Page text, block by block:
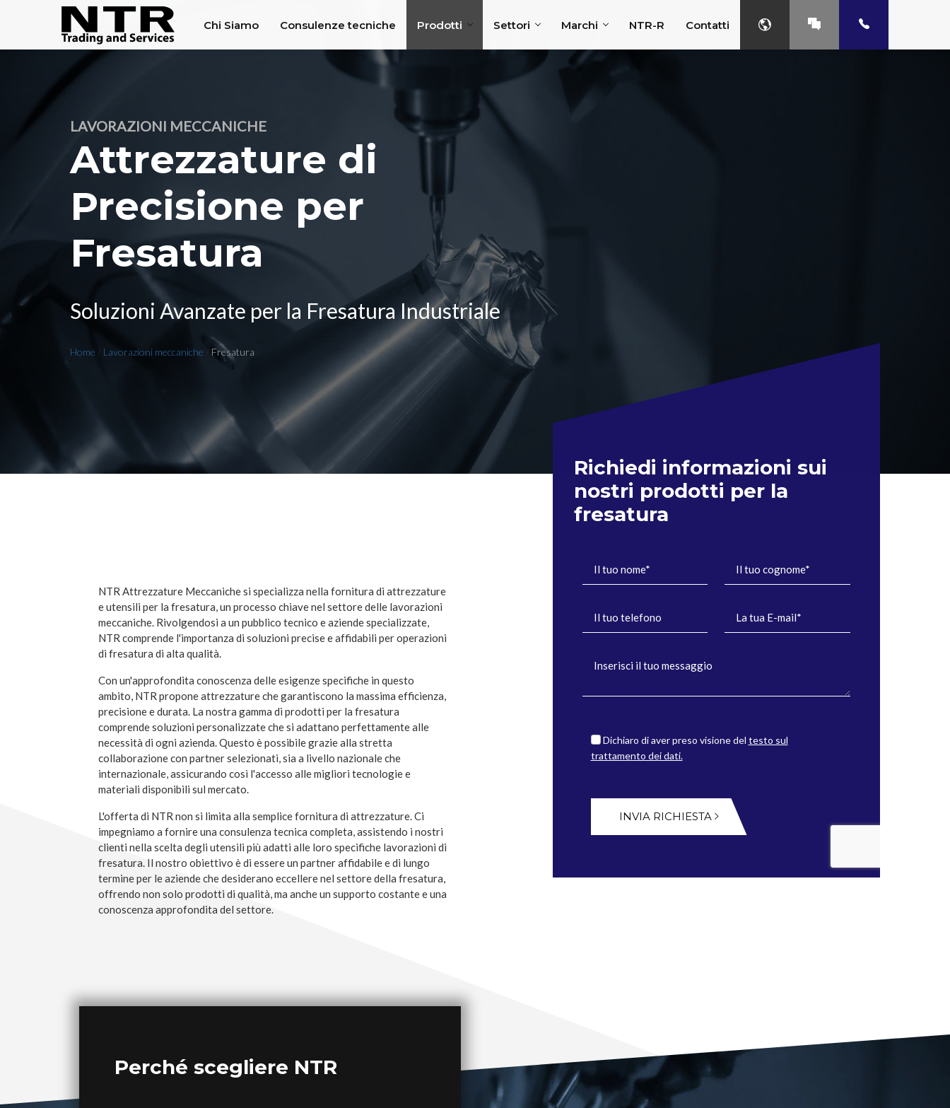
Chi Siamo Consulenze tecniche Prodotti Settori Marchi NTR-R Contatti
LAVORAZIONI MECCANICHE
Attrezzature di
Precisione per
Fresatura
Soluzioni Avanzate per la Fresatura Industriale
Home / Lavorazioni meccaniche Fresatura
NTR Attrezzature Meccaniche si specializza nella fornitura di attrezzature
e utensili per la fresatura, un processo chiave nel settore delle lavorazioni
meccaniche. Rivolgendosi a un pubblico tecnico e aziende specializzate,
NTR comprende l'importanza di soluzioni precise e affidabili per operazioni
di fresatura di alta qualità.
Con un'approfondita conoscenza delle esigenze specifiche in questo
ambito, NTR propone attrezzature che garantiscono la massima efficienza,
precisione e durata. La nostra gamma di prodotti per la fresatura
comprende soluzioni personalizzate che si adattano perfettamente alle
necessità di ogni azienda. Questo è possibile grazie alla stretta
collaborazione con partner selezionati, sia a livello nazionale che
internazionale, assicurando così l'accesso alle migliori tecnologie e
materiali disponibili sul mercato.
L'offerta di NTR non si limita alla semplice fornitura di attrezzature. Ci
impegniamo a fornire una consulenza tecnica completa, assistendo i nostri
clienti nella scelta degli utensili più adatti alle loro specifiche lavorazioni di
fresatura. Il nostro obiettivo è di essere un partner affidabile e di lungo
termine per le aziende che desiderano eccellere nel settore della fresatura,
offrendo non solo prodotti di qualità, ma anche un supporto costante e una
conoscenza approfondita del settore.
Richiedi informazioni sui
nostri prodotti per la
fresatura
Dichiaro di aver preso visione del testo sul
trattamento dei dati.
INVIA RICHIESTA
Perché scegliere NTR